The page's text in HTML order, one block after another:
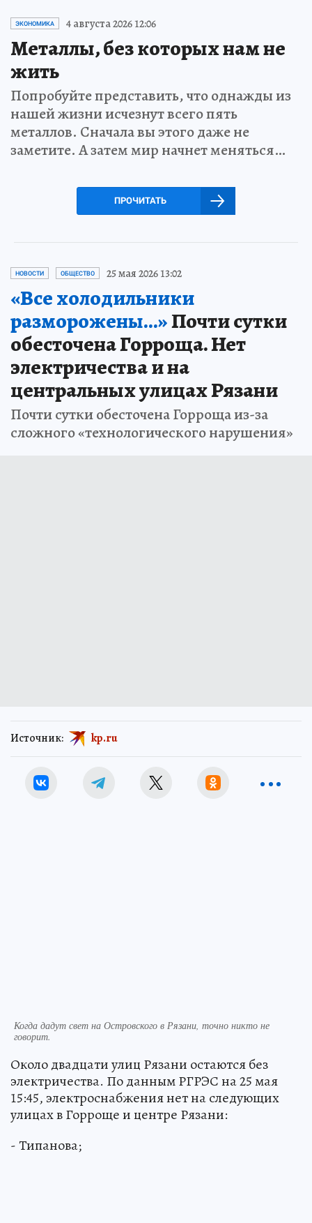
ЭКОНОМИКА 4 августа 2026 12:06
Металлы, без которых нам не
жить
Попробуйте представить, что однажды из
нашей жизни исчезнут всего пять
металлов. Сначала вы этого даже не
заметите. А затем мир начнет меняться…
ПРОЧИТАТЬ
НОВОСТИ ОБЩЕСТВО 25 мая 2026 13:02
«Все холодильники
разморожены...»Почти сутки
обесточена Горроща. Нет
электричества и на
центральных улицах Рязани
Почти сутки обесточена Горроща из-за
сложного «технологического нарушения»
Источник: kp.ru
Когда дадут свет на Островского в Рязани, точно никто не
говорит.
Около двадцати улиц Рязани остаются без
электричества. По данным РГРЭС на 25 мая
15:45, электроснабжения нет на следующих
улицах в Горроще и центре Рязани:
- Типанова;